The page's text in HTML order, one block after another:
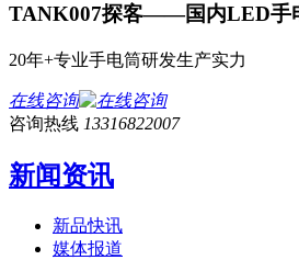
TANK007探客——国内LED手
20年+专业手电筒研发生产实力
在线咨询
咨询热线 13316822007
新闻资讯
新品快讯
媒体报道